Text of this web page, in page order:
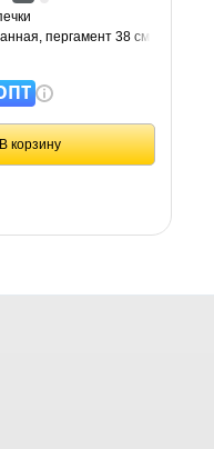
пергамент 38 см
LAIMA, CH, 609586
В корзину